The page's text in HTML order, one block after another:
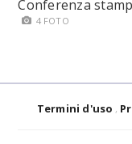
Conferenza
4 FOTO
Termini d'uso